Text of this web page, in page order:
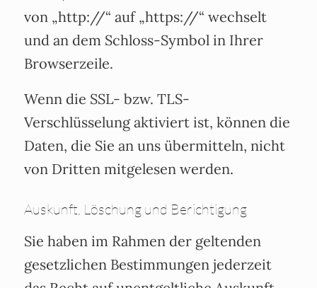
von „http://“ auf „https://“ wechselt
und an dem Schloss-Symbol in Ihrer
Browserzeile.
Wenn die SSL- bzw. TLS-
Verschlüsselung aktiviert ist, können die
Daten, die Sie an uns übermitteln, nicht
von Dritten mitgelesen werden.
Auskunft, Löschung und Berichtigung
Sie haben im Rahmen der geltenden
gesetzlichen Bestimmungen jederzeit